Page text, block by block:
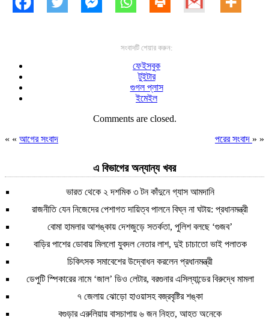
সংবাদটি শেয়ার করুন:
ফেইসবুক
টুইটার
গুগল প্লাস
ইমেইল
Comments are closed.
« « আগের সংবাদ পরের সংবাদ » »
এ বিভাগের অন্যান্য খবর
ভারত থেকে ২ দশমিক ৩ টন কাঁদুনে গ্যাস আমদানি
রাজনীতি যেন নিজেদের পেশাগত দায়িত্ব পালনে বিঘ্ন না ঘটায়: প্রধানমন্ত্রী
বোমা হামলার আশঙ্কায় দেশজুড়ে সতর্কতা, পুলিশ বলছে ‘গুজব’
বাড়ির পাশের ডোবায় মিললো যুবদল নেতার লাশ, দুই চাচাতো ভাই পলাতক
চিকিৎসক সমাবেশের উদ্বোধন করলেন প্রধানমন্ত্রী
ডেপুটি স্পিকারের নামে ‘জাল’ ডিও লেটার, বরগুনার এসিল্যান্ডের বিরুদ্ধে মামলা
৭ জেলায় ঝোড়ো হাওয়াসহ বজ্রবৃষ্টির শঙ্কা
বগুড়ার এরুলিয়ায় বাসচাপায় ৬ জন নিহত, আহত অনেকে